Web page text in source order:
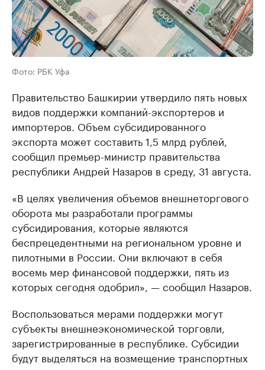
Фото: РБК Уфа
Правительство Башкирии утвердило пять новых
видов поддержки компаний-экспортеров и
импортеров. Объем субсидированного
экспорта может составить 1,5 млрд рублей,
сообщил премьер-министр правительства
республики Андрей Назаров в среду, 31 августа.
«В целях увеличения объемов внешнеторгового
оборота мы разработали программы
субсидирования, которые являются
беспрецедентными на региональном уровне и
пилотными в России. Они включают в себя
восемь мер финансовой поддержки, пять из
которых сегодня одобрил», — сообщил Назаров.
Воспользоваться мерами поддержки могут
субъекты внешнеэкономической торговли,
зарегистрированные в республике. Субсидии
будут выделяться на возмещение транспортных